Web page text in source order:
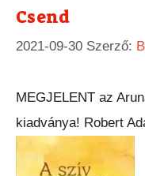
Csend
2021-09-30 Szerző:
MEGJELENT az
kiadványa! Robert